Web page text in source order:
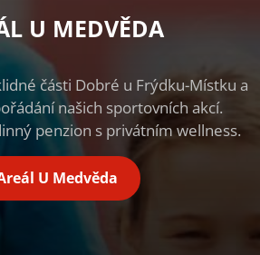
U MEDVĚDA
části Dobré u Frýdku-Místku a
našich sportovních akcí.
penzion s privátním wellness.
U Medvěda